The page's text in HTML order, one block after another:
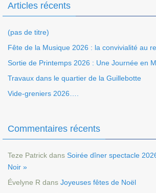
Articles récents
(pas de titre)
Fête de la Musique 2026 : la convivialité au
Sortie de Printemps 2026 : Une Journée en
Travaux dans le quartier de la Guillebotte
Vide-greniers 2026….
Commentaires récents
Teze Patrick dans Soirée dîner spectacle
Noir »
Évelyne R dans Joyeuses fêtes de Noël